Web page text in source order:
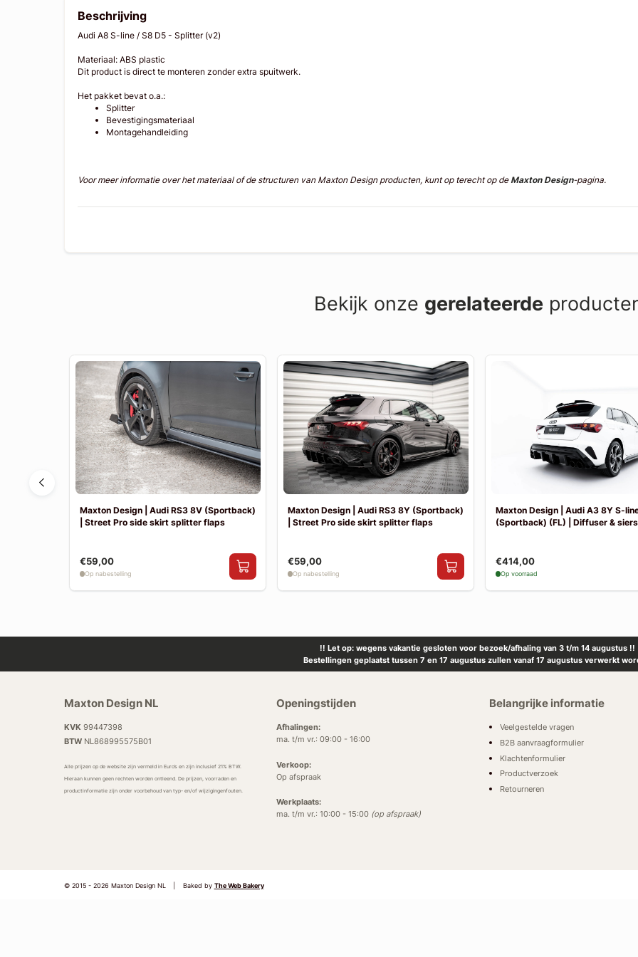
Beschrijving
Audi A8 S-line / S8 D5 - Splitter (v2)
Materiaal: ABS plastic
Dit product is direct te monteren zonder extra spuitwerk.
Het pakket bevat o.a.:
Splitter
Bevestigingsmateriaal
Montagehandleiding
Voor meer informatie over het materiaal of de structuren van Maxton Design producten, kunt op terecht op deMaxton Design-pagina.
Bekijk onze gerelateerde
Maxton Design | Audi RS3 8V (Sportback)
| Street Pro side skirt splitter flaps
€59,00
Op nabestelling
Maxton Design | Audi RS3 8Y (Sportback)
| Street Pro side skirt splitter flaps
€59,00
Op nabestelling
Maxton Design | Audi A3 8Y S-
(Sportback) (FL) | Diffuser &
€414,00
Op voorraad
!! Let op: wegens vakantie gesloten voor bezoek/afhaling van 3 t/m 14 augustus !!
Bestellingen geplaatst tussen 7 en 17 augustus zullen vanaf 17 augustus verwerkt
Maxton Design NL
KVK 99447398
BTWNL868995575B01
Alle prijzen op de website zijn vermeld in Euro’s en zijn inclusief 21% BTW.
Hieraan kunnen geen rechten worden ontleend. De prijzen, voorraden en
productinformatie zijn onder voorbehoud van typ- en/of wijzigingenfouten.
Openingstijden
Afhalingen:
ma. t/m vr.: 09:00 - 16:00
Verkoop:
Op afspraak
Werkplaats:
ma. t/m vr.: 10:00 - 15:00 (op afspraak)
Belangrijke informatie
Veelgestelde vragen
B2B aanvraagformulier
Klachtenformulier
Productverzoek
Retourneren
© 2015 - 2026 Maxton Design NL Baked by The Web Bakery